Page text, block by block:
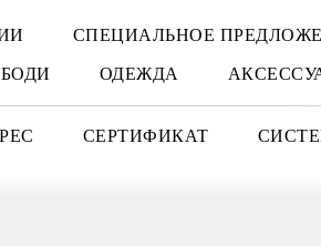
СПЕЦИАЛЬНОЕ
БОДИ ОДЕЖДА
СЕРТИФИКАТ